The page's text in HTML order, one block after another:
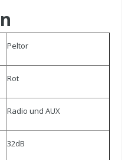
Peltor
Rot
Radio und AUX
32dB